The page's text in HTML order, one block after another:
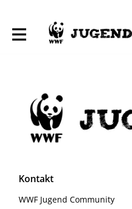
Kontakt
WWF Jugend Community